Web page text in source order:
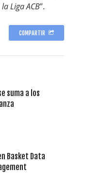
Liga ACB”.
COMPARTIR
suma a los
Basket Data